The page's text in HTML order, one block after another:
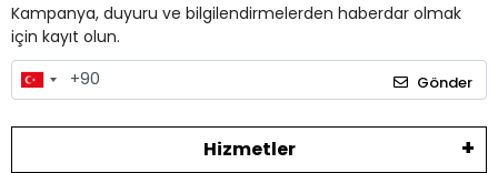
Kampanya, duyuru ve bilgilendirmelerden haberdar olmak
için kayıt olun.
Gönder
Hizmetler